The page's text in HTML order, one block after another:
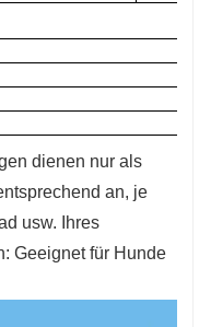
dienen nur als
an, je
usw. Ihres
Geeignet für Hunde